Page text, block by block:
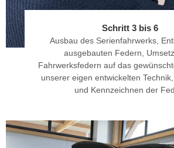
Schritt 3 bis 6
Ausbau des Serienfahrwerks,
ausgebauten Federn,
Fahrwerksfedern auf das
unserer eigen entwickelten
und Kennzeichnen der